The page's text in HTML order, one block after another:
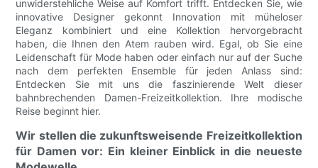
unwiderstehliche Weise auf Komfort trifft. Entdecken Sie, wie
innovative Designer gekonnt Innovation mit müheloser
Eleganz kombiniert und eine Kollektion hervorgebracht
haben, die Ihnen den Atem rauben wird. Egal, ob Sie eine
Leidenschaft für Mode haben oder einfach nur auf der Suche
nach dem perfekten Ensemble für jeden Anlass sind:
Entdecken Sie mit uns die faszinierende Welt dieser
bahnbrechenden Damen-Freizeitkollektion. Ihre modische
Reise beginnt hier.
Wir stellen die zukunftsweisende Freizeitkollektion
für Damen vor: Ein kleiner Einblick in die neueste